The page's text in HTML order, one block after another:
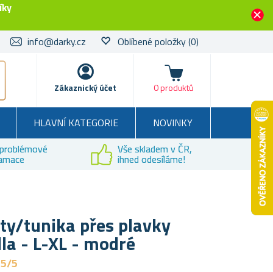
info@darky.cz Oblíbené položky(0)
Zákaznický účet
Košík
0 produktů
HLAVNÍ KATEGORIE
NOVINKY
Vše skladem v ČR,
ihned odesíláme!
tunika přes plavky
- L-XL - modré
5